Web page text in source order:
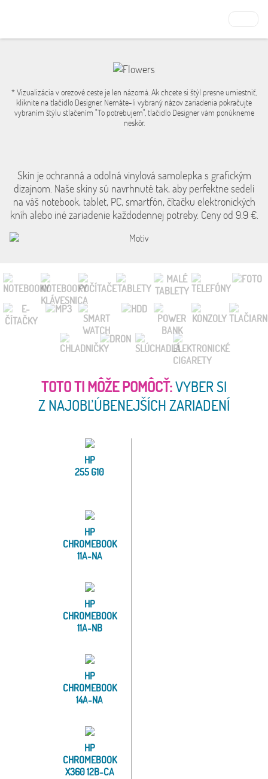
* Vizualizácia v orezové ceste je len názorná. Ak chcete si štýl presne umiestniť,
kliknite na tlačidlo Designer. Nemáte-li vybraný názov zariadenia pokračujte
vybraním štýlu stlačením "To potrebujem", tlačidlo Designer vám ponúkneme
neskôr.
Skin je ochranná a odolná vinylová samolepka s grafickým
dizajnom. Naše skiny sú navrhnuté tak, aby perfektne sedeli
na váš notebook, tablet, PC, smartfón, čítačku elektronických
kníh alebo iné zariadenie každodennej potreby. Ceny od 9.9 €.
TOTO TI MÔŽE POMÔCŤ:VYBER SI
Z NAJOBĽÚBENEJŠÍCH ZARIADENÍ
HP
255 G10
HP
CHROMEBOOK
11A-NA
HP
CHROMEBOOK
11A-NB
HP
CHROMEBOOK
14A-NA
HP
CHROMEBOOK
X360 12B-CA